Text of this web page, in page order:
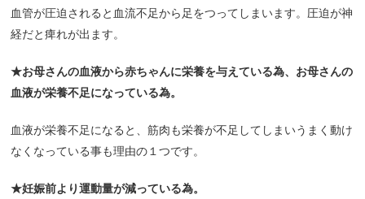
血管が圧迫されると血流不足から足をつってしまいます。 圧迫が神
経だと痺れが出ます。
★お母さんの血液から赤ちゃんに栄養を与えている為、お母さんの
血液が栄養不足になっている為。
血液が栄養不足になると、筋肉も栄養が不足してしまいうまく動け
なくなっている事も理由の １つです。
★妊娠前より運動量が減っている為。